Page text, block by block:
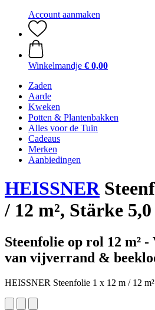
Account aanmaken
Winkelmandje € 0,00
Zaden
Aarde
Kweken
Potten & Plantenbakken
Alles voor de Tuin
Cadeaus
Merken
Aanbiedingen
HEISSNER
/ 12 m², Stärke
Steenfolie op rol 12 m²
van vijverrand &
HEISSNER Steenfolie 1 x 12 m / 12 m²